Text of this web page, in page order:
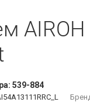
AIROH
539-884